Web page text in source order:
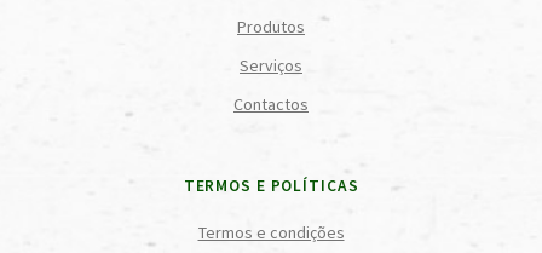
Produtos
Serviços
Contactos
TERMOS E POLÍTICAS
Termos e condições